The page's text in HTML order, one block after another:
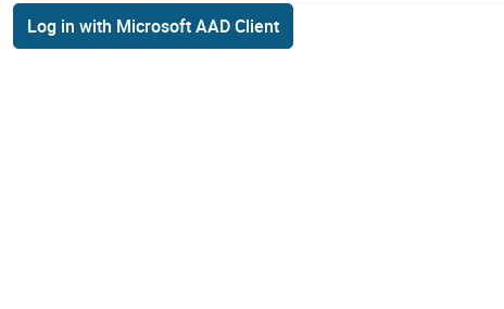
Log in with Microsoft AAD Client